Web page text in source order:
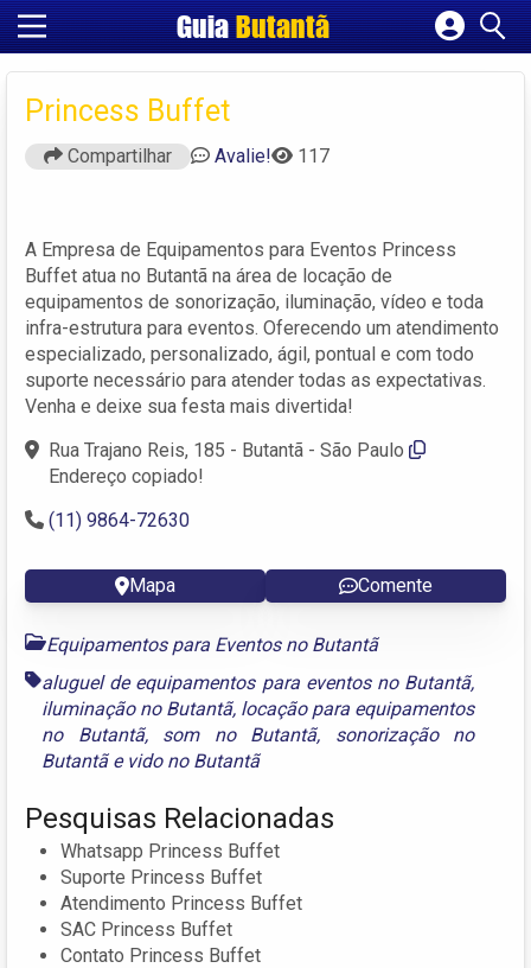
GuiaButantã
Cadastrar empresa
Princess Buffet
Compartilhar Avalie! 117
A Empresa de Equipamentos para Eventos Princess
Buffet atua no Butantã na área de locação de
equipamentos de sonorização, iluminação, vídeo e toda
infra-estrutura para eventos. Oferecendo um atendimento
especializado, personalizado, ágil, pontual e com todo
suporte necessário para atender todas as expectativas.
Venha e deixe sua festa mais divertida!
Rua Trajano Reis, 185 - Butantã - São Paulo
Endereço copiado!
(11) 9864-72630
Mapa Comente
Equipamentos para Eventos no Butantã
aluguel de equipamentos para eventos no Butantã,
iluminação no Butantã, locação para equipamentos
no Butantã, som no Butantã, sonorização no
Butantãe vido no Butantã
Pesquisas Relacionadas
Whatsapp Princess Buffet
Suporte Princess Buffet
Atendimento Princess Buffet
SAC Princess Buffet
Contato Princess Buffet